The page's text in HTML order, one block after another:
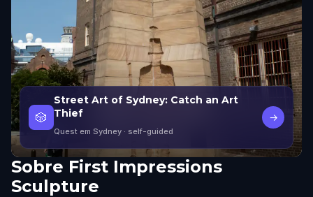
🎲
Street Art of Sydney: Catch an Art
Thief
Quest em Sydney · self-guided
→
Sobre First Impressions
Sculpture